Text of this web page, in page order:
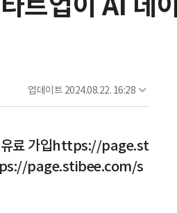
업데이트 2024.08.22. 16:28
. 유료 가입https://page.st
page.stibee.com/s